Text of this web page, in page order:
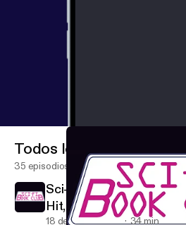
Todos los episodios
35 episodios
Sci-Fi Book Club
Hit, Tilt
18 de oct de 2017 34 min